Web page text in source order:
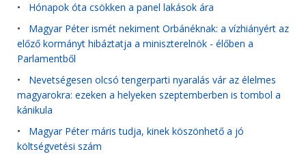
• Hónapok óta csökken a panel lakások ára
• Magyar Péter ismét nekiment Orbánéknak: a vízhiányért az
előző kormányt hibáztatja a miniszterelnök - élőben a
Parlamentből
• Nevetségesen olcsó tengerparti nyaralás vár az élelmes
magyarokra: ezeken a helyeken szeptemberben is tombol a
kánikula
• Magyar Péter máris tudja, kinek köszönhető a jó
költségvetési szám